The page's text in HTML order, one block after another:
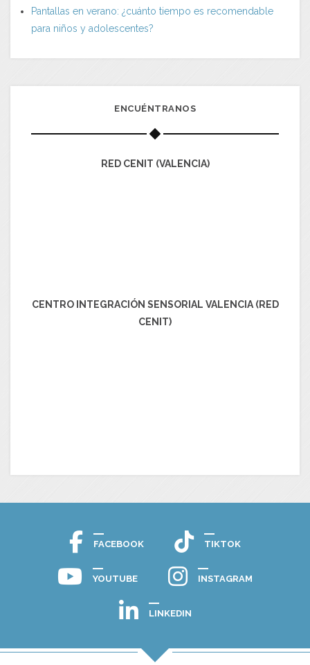
Pantallas en verano: ¿cuánto tiempo es recomendable
para niños y adolescentes?
ENCUÉNTRANOS
RED CENIT (VALENCIA)
CENTRO INTEGRACIÓN SENSORIAL VALENCIA (RED
CENIT)
FACEBOOK TIKTOK
YOUTUBE INSTAGRAM
LINKEDIN